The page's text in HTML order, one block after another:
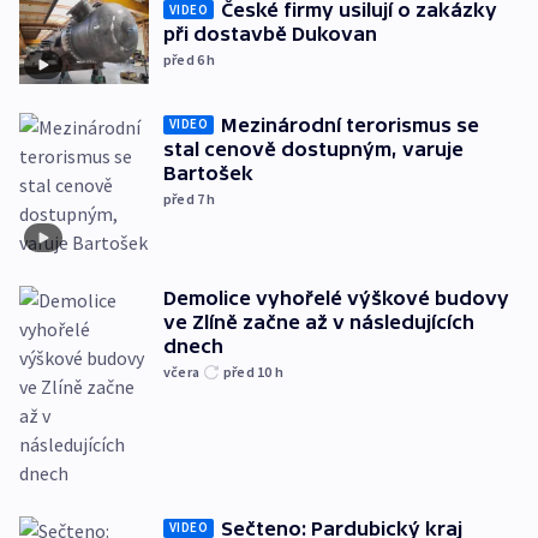
VIDEO
České firmy usilují o zakázky
při dostavbě Dukovan
před 6h
VIDEO
Mezinárodní terorismus se
stal cenově dostupným, varuje
Bartošek
před 7h
Demolice vyhořelé výškové budovy
ve Zlíně začne až v následujících
dnech
včera před 10 h
VIDEO Sečteno: Pardubický kraj